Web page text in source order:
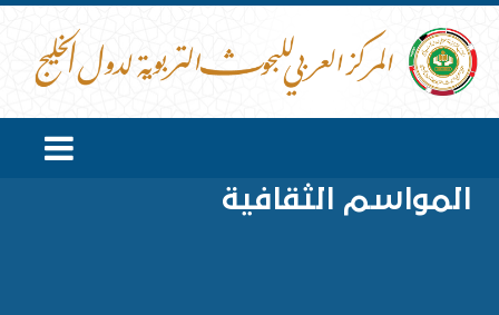
المواسم الثقافية